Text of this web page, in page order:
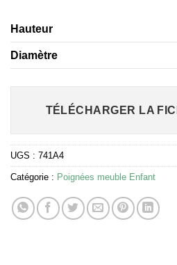
Hauteur
Diamètre
TÉLÉCHARGER LA
UGS : 741A4
Catégorie : Poignées meuble Enfant